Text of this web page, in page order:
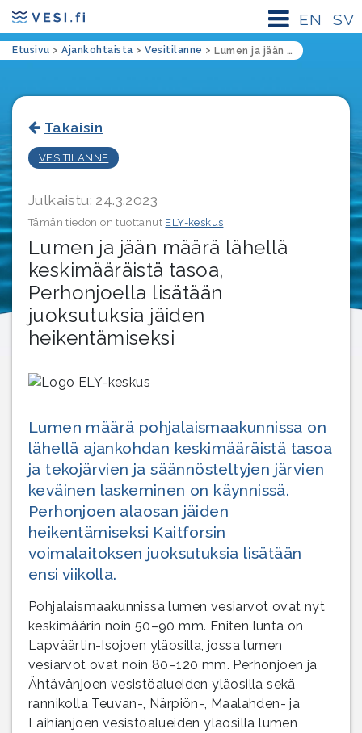
SV
EN
Etusivu > Ajankohtaista > Vesitilanne > Lumen ja jään määrä lähellä keskimääräistä tasoa, Perhonjoella lisätään juoksutuksia jäiden heikentämiseksi
Takaisin
VESITILANNE
Julkaistu: 24.3.2023
Tämän tiedon on tuottanut ELY-keskus
Lumen ja jään määrä lähellä
keskimääräistä tasoa,
Perhonjoella lisätään
juoksutuksia jäiden
heikentämiseksi
Lumen määrä pohjalaismaakunnissa on
lähellä ajankohdan keskimääräistä tasoa
ja tekojärvien ja säännösteltyjen järvien
keväinen laskeminen on käynnissä.
Perhonjoen alaosan jäiden
heikentämiseksi Kaitforsin
voimalaitoksen juoksutuksia lisätään
ensi viikolla.
Pohjalaismaakunnissa lumen vesiarvot ovat nyt
keskimäärin noin 50–90 mm. Eniten lunta on
Lapväärtin-Isojoen yläosilla, jossa lumen
vesiarvot ovat noin 80–120 mm. Perhonjoen ja
Ähtävänjoen vesistöalueiden yläosilla sekä
rannikolla Teuvan-, Närpiön-, Maalahden- ja
Laihianjoen vesistöalueiden yläosilla lumen